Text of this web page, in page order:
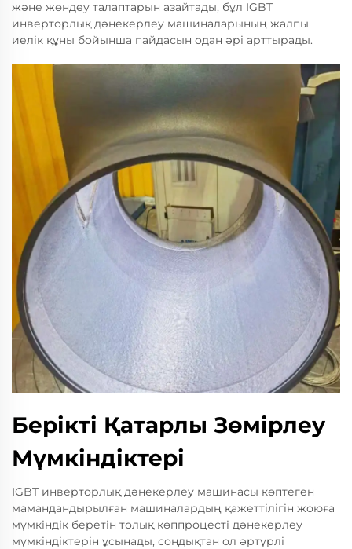
және жөндеу талаптарын азайтады, бұл IGBT
инверторлық дәнекерлеу машиналарының жалпы
иелік құны бойынша пайдасын одан әрі арттырады.
Берікті Қатарлы Зөмірлеу
Мүмкіндіктері
IGBT инверторлық дәнекерлеу машинасы көптеген
мамандандырылған машиналардың қажеттілігін жоюға
мүмкіндік беретін толық көппроцесті дәнекерлеу
мүмкіндіктерін ұсынады, сондықтан ол әртүрлі